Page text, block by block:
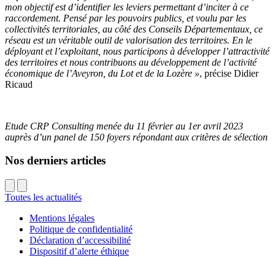
mon objectif est d’identifier les leviers permettant d’inciter à ce
raccordement. Pensé par les pouvoirs publics, et voulu par les
collectivités territoriales, au côté des Conseils Départementaux, ce
réseau est un véritable outil de valorisation des territoires. En le
déployant et l’exploitant, nous participons à développer l’attractivité
des territoires et nous contribuons au développement de l’activité
économique de l’Aveyron, du Lot et de la Lozère », précise Didier
Ricaud
Etude CRP Consulting menée du 11 février au 1er avril 2023
auprès d’un panel de 150 foyers répondant aux critères de sélection
Nos derniers articles
Toutes les actualités
Mentions légales
Politique de confidentialité
Déclaration d’accessibilité
Dispositif d’alerte éthique